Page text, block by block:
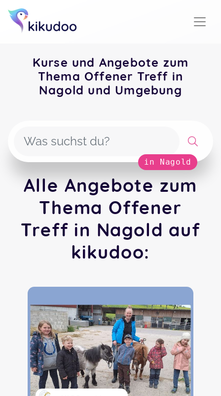
Kurse und Angebote zum
Thema Offener Treff in
Nagold und Umgebung
in Nagold
Alle Angebote zum
Thema Offener
Treff in Nagold auf
kikudoo: